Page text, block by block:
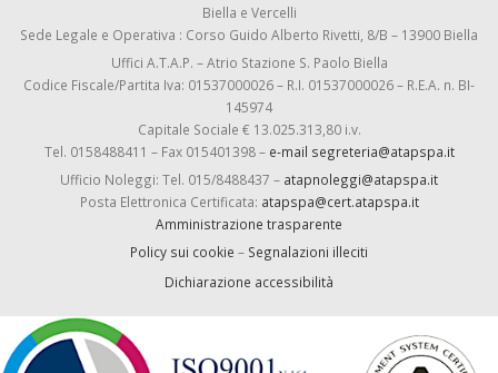
Biella e Vercelli
Sede Legale e Operativa : Corso Guido Alberto Rivetti, 8/B – 13900 Biella
Uffici A.T.A.P. – Atrio Stazione S. Paolo Biella
Codice Fiscale/Partita Iva: 01537000026 – R.I. 01537000026 – R.E.A. n. BI-
145974
Capitale Sociale € 13.025.313,80 i.v.
Tel. 0158488411 – Fax 015401398 – e-mail segreteria@atapspa.it
Ufficio Noleggi: Tel. 015/8488437 – atapnoleggi@atapspa.it
Posta Elettronica Certificata: atapspa@cert.atapspa.it
Amministrazione trasparente
Policy sui cookie – Segnalazioni illeciti
Dichiarazione accessibilità